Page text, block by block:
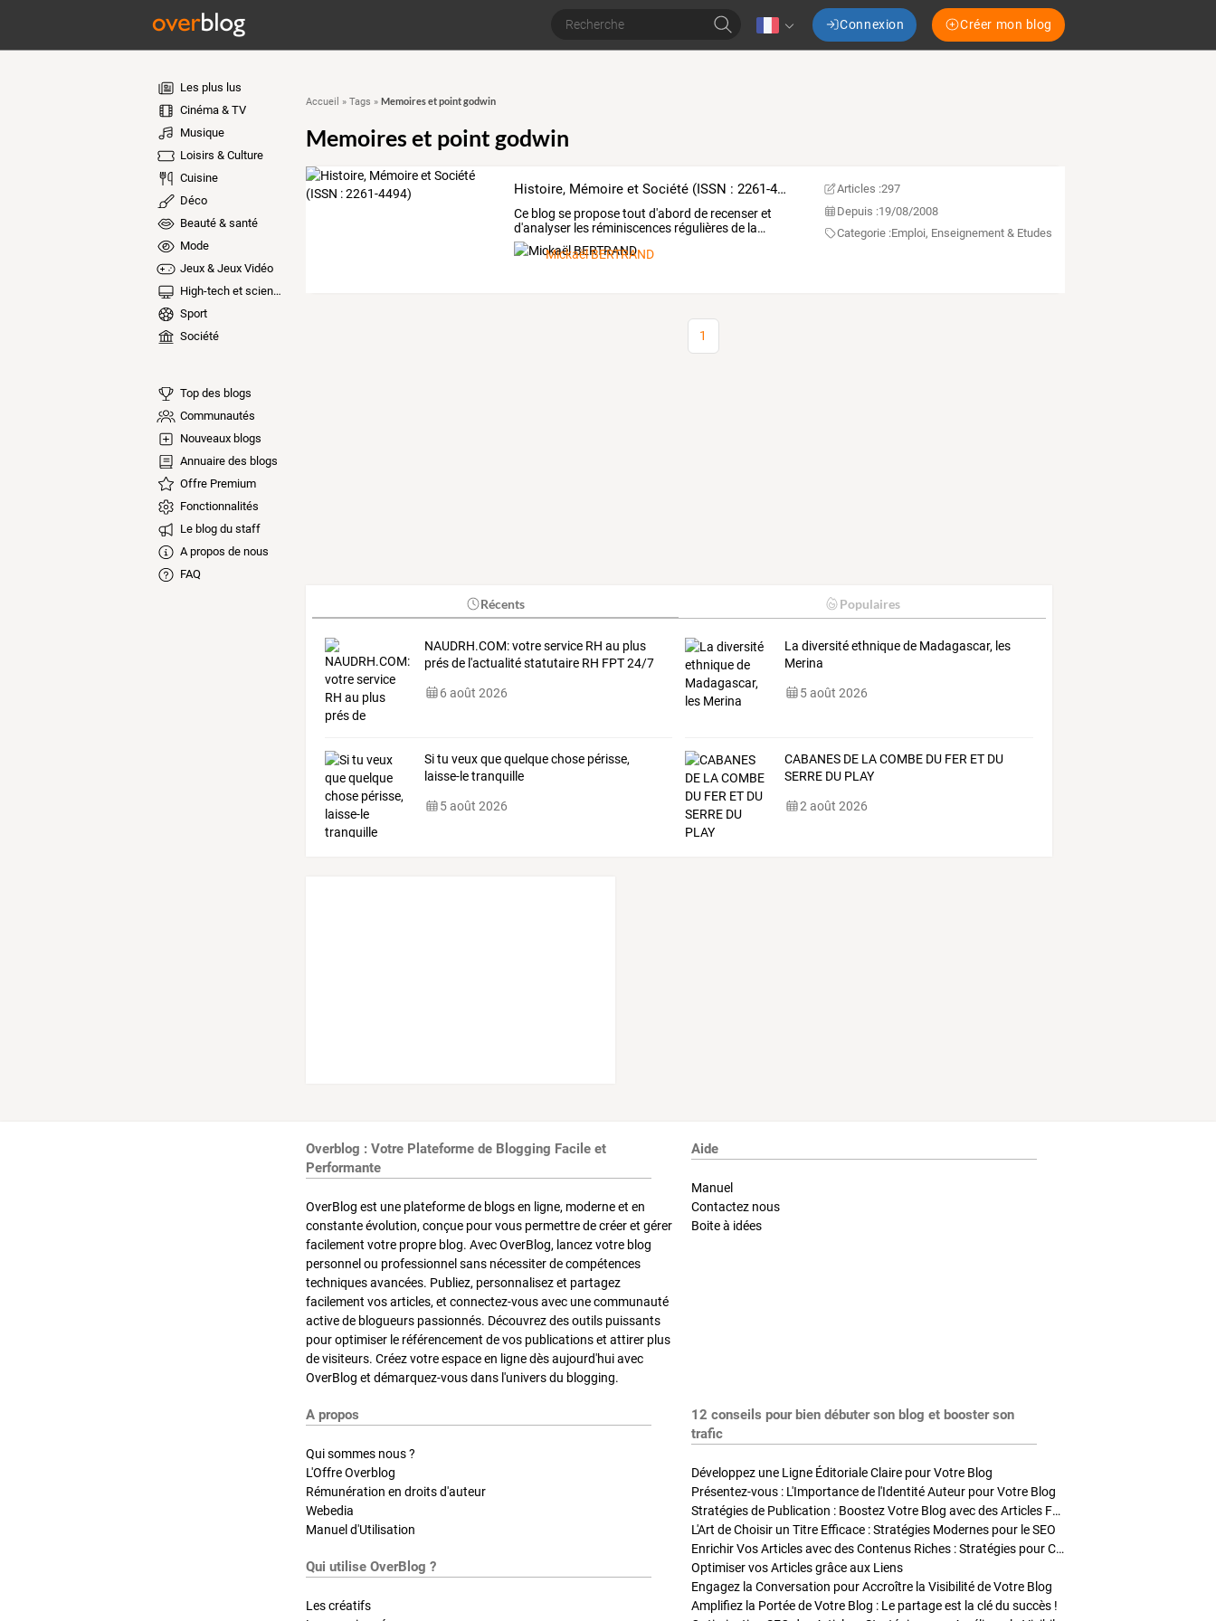
Connexion Créer mon blog
Les plus lus
Cinéma & TV
Musique
Loisirs & Culture
Cuisine
Déco
Beauté & santé
Mode
Jeux & Jeux Vidéo
High-tech et sciences
Sport
Société
Top des blogs
Communautés
Nouveaux blogs
Annuaire des blogs
Offre Premium
Fonctionnalités
Le blog du staff
A propos de nous
FAQ
Accueil » Tags » Memoires et point godwin
Memoires et point godwin
Histoire, Mémoire et Société (ISSN : 2261-4494)
Ce blog se proposetout d'abord de recenseret
d'analyser les réminiscences régulièresde la…
Mickaël BERTRAND
Articles :297
Depuis :19/08/2008
Categorie :Emploi, Enseignement & Etudes
1
Récents Populaires
NAUDRH.COM: votre service RH au plus
prés de l'actualité statutaire RH FPT 24/7
6 août 2026
La diversité ethnique de Madagascar, les
Merina
5 août 2026
Si tu veux que quelque chose périsse,
laisse-le tranquille
5 août 2026
CABANES DE LA COMBE DU FER ET DU
SERRE DU PLAY
2 août 2026
Overblog : Votre Plateforme de Blogging Facile et
Performante
OverBlog est une plateforme de blogs en ligne, moderne et en
constante évolution, conçue pour vous permettre de créer et gérer
facilement votre propre blog. Avec OverBlog, lancez votre blog
personnel ou professionnel sans nécessiter de compétences
techniques avancées. Publiez, personnalisez et partagez
facilement vos articles, et connectez-vous avec une communauté
active de blogueurs passionnés. Découvrez des outils puissants
pour optimiser le référencement de vos publications et attirer plus
de visiteurs. Créez votre espace en ligne dès aujourd'hui avec
OverBlog et démarquez-vous dans l'univers du blogging.
Aide
Manuel
Contactez nous
Boite à idées
A propos
Qui sommes nous ?
L'Offre Overblog
Rémunération en droits d'auteur
Webedia
Manuel d'Utilisation
Qui utilise OverBlog ?
Les créatifs
12 conseils pour bien débuter son blog et booster son
trafic
Développez une Ligne Éditoriale Claire pour Votre Blog
Présentez-vous : L'Importance de l'Identité Auteur pour Votre Blog
Stratégies de Publication : Boostez Votre Blog avec des Articles Fréquents et Exclusifs
L'Art de Choisir un Titre Efficace : Stratégies Modernes pour le SEO
Enrichir Vos Articles avec des Contenus Riches : Stratégies pour Captiver et Optimiser
Optimiser vos Articles grâce aux Liens
Engagez la Conversation pour Accroître la Visibilité de Votre Blog
Amplifiez la Portée de Votre Blog : Le partage est la clé du succès !